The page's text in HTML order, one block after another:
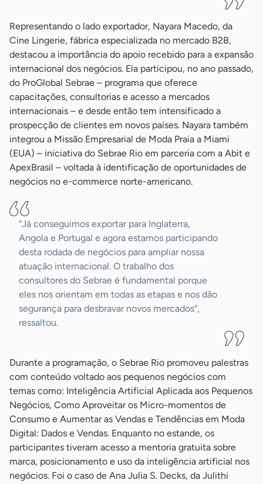
Representando o lado exportador, Nayara Macedo, da
Cine Lingerie, fábrica especializada no mercado B2B,
destacou a importância do apoio recebido para a expansão
internacional dos negócios. Ela participou, no ano passado,
do ProGlobal Sebrae – programa que oferece
capacitações, consultorias e acesso a mercados
internacionais – e desde então tem intensificado a
prospecção de clientes em novos países. Nayara também
integrou a Missão Empresarial de Moda Praia a Miami
(EUA) – iniciativa do Sebrae Rio em parceria com a Abit e
ApexBrasil – voltada à identificação de oportunidades de
negócios no e-commerce norte-americano.
“Já conseguimos exportar para Inglaterra,
Angola e Portugal e agora estamos participando
desta rodada de negócios para ampliar nossa
atuação internacional. O trabalho dos
consultores do Sebrae é fundamental porque
eles nos orientam em todas as etapas e nos dão
segurança para desbravar novos mercados”,
ressaltou.
Durante a programação, o Sebrae Rio promoveu palestras
com conteúdo voltado aos pequenos negócios com
temas como: Inteligência Artificial Aplicada aos Pequenos
Negócios, Como Aproveitar os Micro-momentos de
Consumo e Aumentar as Vendas e Tendências em Moda
Digital: Dados e Vendas. Enquanto no estande, os
participantes tiveram acesso a mentoria gratuita sobre
marca, posicionamento e uso da inteligência artificial nos
negócios. Foi o caso de Ana Julia S. Decks, da Julithi